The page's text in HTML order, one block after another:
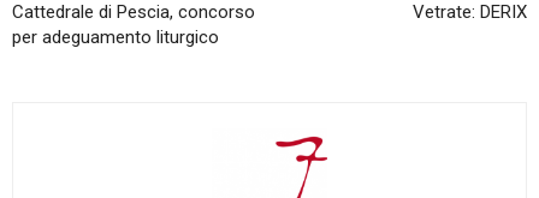
Cattedrale di Pescia, concorso
per adeguamento liturgico
Vetrate: DERIX